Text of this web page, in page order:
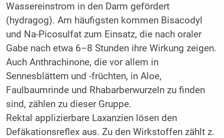
Wassereinstrom in den Darm gefördert
(hydragog). Am häufigsten kommen Bisacodyl
und Na-Picosulfat zum Einsatz, die nach oraler
Gabe nach etwa 6–8 Stunden ihre Wirkung zeigen.
Auch Anthrachinone, die vor allem in
Sennesblättern und -früchten, in Aloe,
Faulbaumrinde und Rhabarberwurzeln zu finden
sind, zählen zu dieser Gruppe.
Rektal applizierbare Laxanzien lösen den
Defäkationsreflex aus. Zu den Wirkstoffen zählt z.